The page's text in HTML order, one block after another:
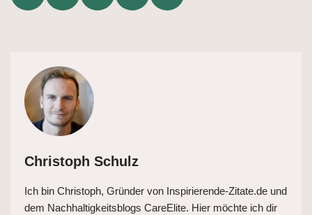
Christoph Schulz
Ich bin Christoph, Gründer von Inspirierende-Zitate.de und
dem Nachhaltigkeitsblogs CareElite. Hier möchte ich dir